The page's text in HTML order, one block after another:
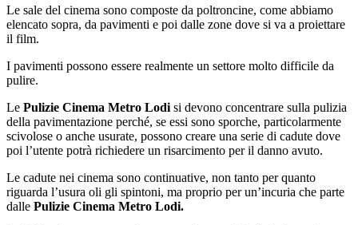
Le sale del cinema sono composte da poltroncine, come abbiamo
elencato sopra, da pavimenti e poi dalle zone dove si va a proiettare
il film.
I pavimenti possono essere realmente un settore molto difficile da
pulire.
Le Pulizie Cinema Metro Lodi si devono concentrare sulla pulizia
della pavimentazione perché, se essi sono sporche, particolarmente
scivolose o anche usurate, possono creare una serie di cadute dove
poi l’utente potrà richiedere un risarcimento per il danno avuto.
Le cadute nei cinema sono continuative, non tanto per quanto
riguarda l’usura oli gli spintoni, ma proprio per un’incuria che parte
dalle Pulizie Cinema Metro Lodi.